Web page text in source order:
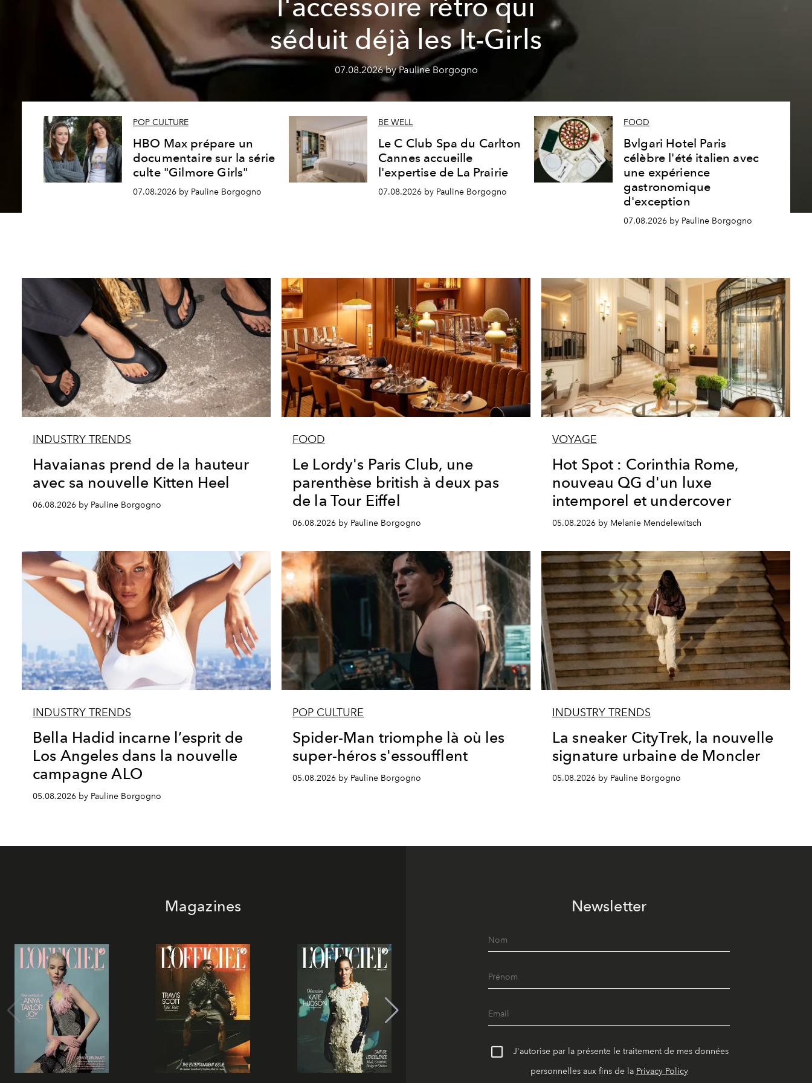
l'accessoire rétro qui
séduit déjà les It-Girls
07.08.2026 by Pauline Borgogno
POP CULTURE
HBO Max prépare un
documentaire sur la série
culte "Gilmore Girls"
07.08.2026 by Pauline Borgogno
BE WELL
Le C Club Spa du Carlton
Cannes accueille
l'expertise de La Prairie
07.08.2026 by Pauline Borgogno
FOOD
Bvlgari Hotel Paris
célèbre l'été italien avec
une expérience
gastronomique
d'exception
07.08.2026 by Pauline Borgogno
INDUSTRY TRENDS
Havaianas prend de la hauteur
avec sa nouvelle Kitten Heel
06.08.2026 by Pauline Borgogno
FOOD
Le Lordy's Paris Club, une
parenthèse british à deux pas
de la Tour Eiffel
06.08.2026 by Pauline Borgogno
VOYAGE
Hot Spot : Corinthia Rome,
nouveau QG d'un luxe
intemporel et undercover
05.08.2026 by Melanie Mendelewitsch
INDUSTRY TRENDS
Bella Hadid incarne l’esprit de
Los Angeles dans la nouvelle
campagne ALO
05.08.2026 by Pauline Borgogno
POP CULTURE
Spider-Man triomphe là où les
super-héros s'essoufflent
05.08.2026 by Pauline Borgogno
INDUSTRY TRENDS
La sneaker CityTrek, la nouvelle
signature urbaine de Moncler
05.08.2026 by Pauline Borgogno
Magazines Newsletter
J'autorise par la présente le traitement de mes données
personnelles aux fins de la Privacy Policy